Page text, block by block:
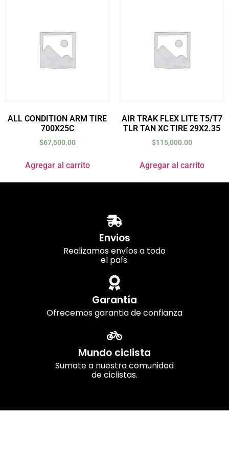
ALL CONDITION ARM TIRE
700X25C
$67,500.00
Agregar al carrito
AIR TRAK FLEX LITE T5/T7
TLR TAN XC TIRE 29X2.35
$115,000.00
Agregar al carrito
Envios
Realizamos envíos a todo
el país.
Garantía
Ofrecemos garantia de confianza
Mundo ciclista
Sumate a nuestra comunidad
de ciclistas.